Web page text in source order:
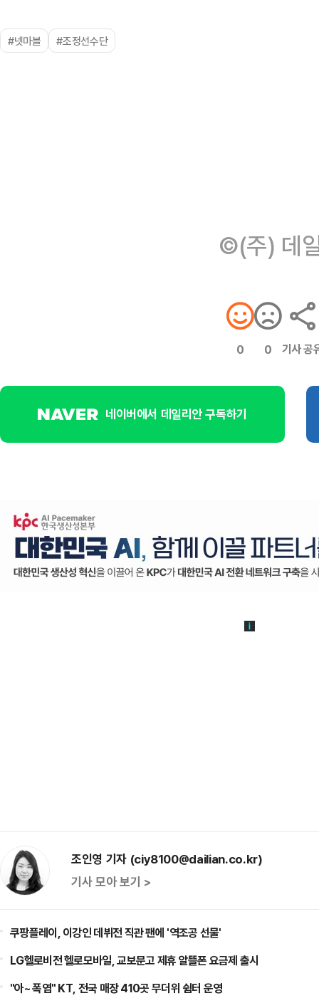
#넷마블 #조정선수단
©(주) 데
0 0 기사 공
네이버에서 데일리안 구독하기
조인영 기자 (ciy8100@dailian.co.kr)
기사 모아 보기 >
쿠팡플레이, 이강인 데뷔전 직관 팬에 '역조공 선물'
LG헬로비전 헬로모바일, 교보문고 제휴 알뜰폰 요금제 출시
"아~ 폭염" KT, 전국 매장 410곳 무더위 쉼터 운영